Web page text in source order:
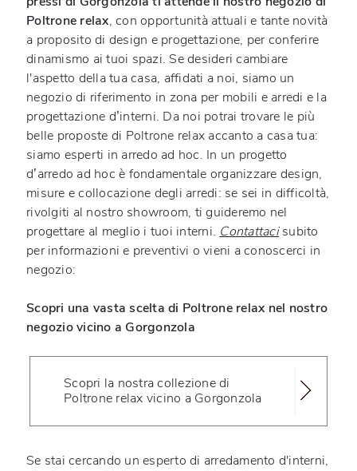
Poltrone relax, con opportunità attuali e tante novità
a proposito di design e progettazione, per conferire
dinamismo ai tuoi spazi. Se desideri cambiare
l'aspetto della tua casa, affidati a noi, siamo un
negozio di riferimento in zona per mobili e arredi e la
progettazione d’interni. Da noi potrai trovare le più
belle proposte di Poltrone relax accanto a casa tua:
siamo esperti in arredo ad hoc. In un progetto
d’arredo ad hoc è fondamentale organizzare design,
misure e collocazione degli arredi: se sei in difficoltà,
rivolgiti al nostro showroom, ti guideremo nel
progettare al meglio i tuoi interni. Contattacisubito
per informazioni e preventivi o vieni a conoscerci in
negozio:
Scopri una vasta scelta di Poltrone relax nel nostro
negozio vicino a Gorgonzola
Scopri la nostra collezione di
Poltrone relax vicino a Gorgonzola
Se stai cercando un esperto di arredamento d'interni,